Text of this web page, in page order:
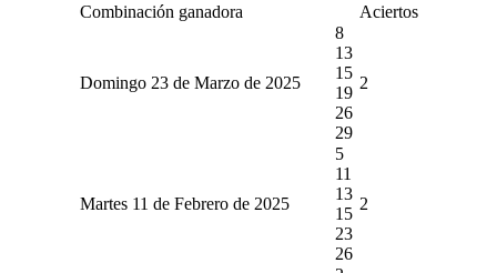
Combinación ganadora Aciertos
Domingo 23 de Marzo de 2025
8
13
15
19
26
29
2
Martes 11 de Febrero de 2025
5
11
13
15
23
26
2